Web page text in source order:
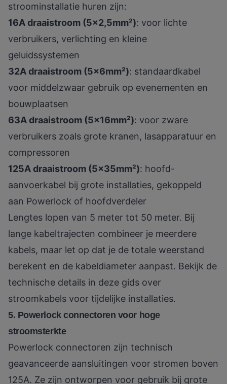
stroominstallatie huren zijn:
16A draaistroom (5x2,5mm²): voor lichte
verbruikers, verlichting en kleine
geluidssystemen
32A draaistroom (5x6mm²): standaardkabel
voor middelzwaar gebruik op evenementen en
bouwplaatsen
63A draaistroom (5x16mm²): voor zware
verbruikers zoals grote kranen, lasapparatuur en
compressoren
125A draaistroom (5x35mm²): hoofd-
aanvoerkabel bij grote installaties, gekoppeld
aan Powerlock of hoofdverdeler
Lengtes lopen van 5 meter tot 50 meter. Bij
lange kabeltrajecten combineer je meerdere
kabels, maar let op dat je de totale weerstand
berekent en de kabeldiameter aanpast. Bekijk de
technische details in deze gids over
stroomkabels voor tijdelijke installaties.
5. Powerlock connectoren voor hoge
stroomsterkte
Powerlock connectoren zijn technisch
geavanceerde aansluitingen voor stromen boven
125A. Ze zijn ontworpen voor gebruik bij grote